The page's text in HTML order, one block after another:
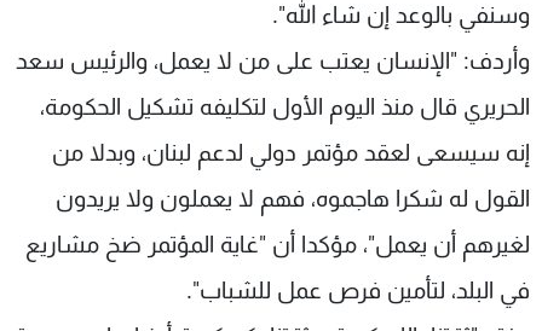
وسنفي بالوعد إن شاء الله".
وأردف: "الإنسان يعتب على من لا يعمل، والرئيس سعد
الحريري قال منذ اليوم الأول لتكليفه تشكيل الحكومة،
إنه سيسعى لعقد مؤتمر دولي لدعم لبنان، وبدلا من
القول له شكرا هاجموه، فهم لا يعملون ولا يريدون
لغيرهم أن يعمل"، مؤكدا أن "غاية المؤتمر ضخ مشاريع
في البلد، لتأمين فرص عمل للشباب".